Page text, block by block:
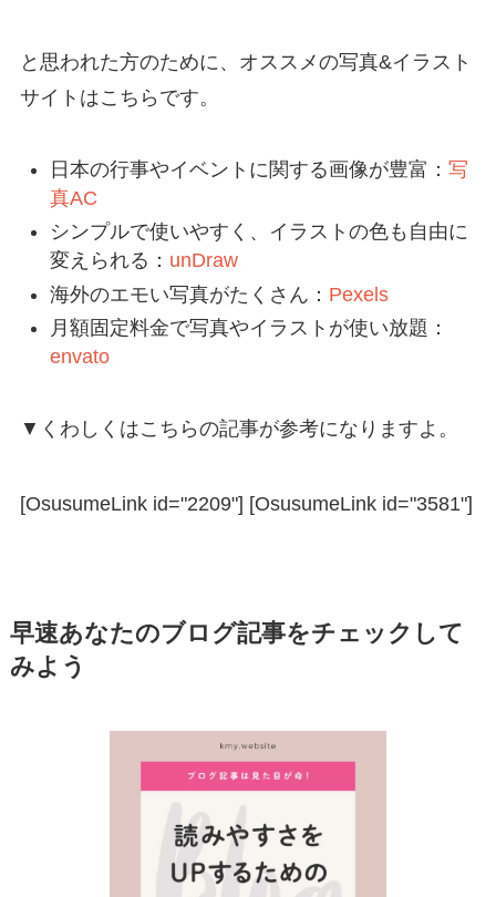
と思われた方のために、オススメの写真&イラスト
サイトはこちらです。
日本の行事やイベントに関する画像が豊富： 写
真AC
シンプルで使いやすく、イラストの色も自由に
変えられる： unDraw
海外のエモい写真がたくさん： Pexels
月額固定料金で写真やイラストが使い放題：
envato
▼くわしくはこちらの記事が参考になりますよ。
[OsusumeLink id="2209"] [OsusumeLink id="3581"]
早速あなたのブログ記事をチェックして
みよう